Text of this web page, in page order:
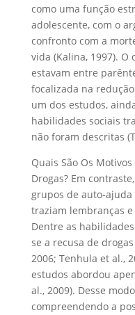
como uma função
adolescente, com o
confronto com a
vida (Kalina, 1997).
estavam entre
focalizada na
um dos estudos,
habilidades sociais
não foram descritas
Quais São Os
Drogas? Em
grupos de auto-
traziam lembranças
Dentre as
se a recusa de
2006; Tenhula et al.,
estudos abordou
al., 2009). Desse
compreendendo a